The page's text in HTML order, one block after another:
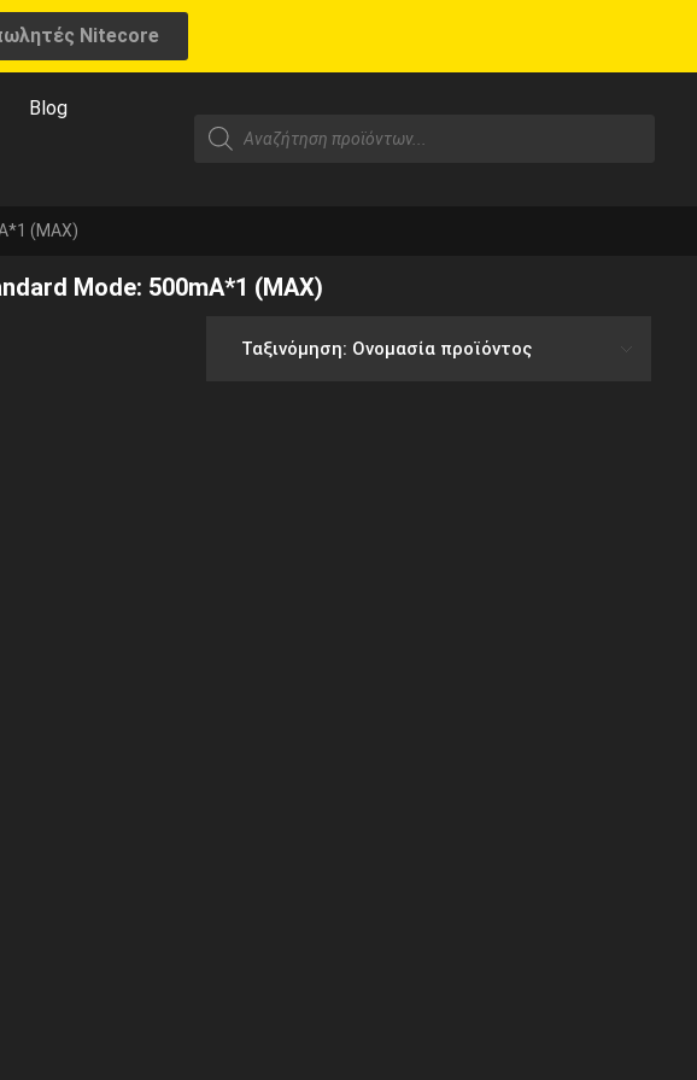
Nitecore
Blog
(MAX)
Mode: 500mA*1 (MAX)